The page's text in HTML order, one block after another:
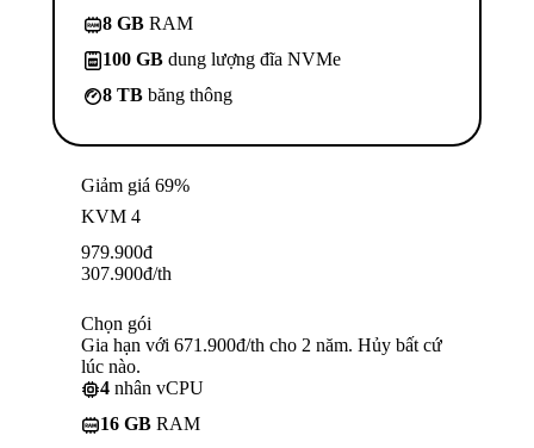
8 GB RAM
100 GB dung lượng đĩa NVMe
8 TB băng thông
Giảm giá 69%
KVM 4
979.900đ
307.900đ/th
Chọn gói
Gia hạn với 671.900đ/th cho 2 năm. Hủy bất cứ
lúc nào.
4 nhân vCPU
16 GB RAM